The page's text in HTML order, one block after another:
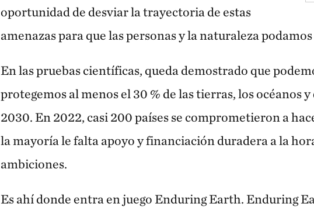
oportunidad de desviar la trayectoria de estas
amenazas para que las personas y la naturaleza
En las pruebas científicas, queda demostrado que
protegemos al menos el 30 % de las tierras, los océanos
2030. En 2022, casi 200 países se comprometieron a
la mayoría le falta apoyo y financiación duradera a la
ambiciones.
Es ahí donde entra en juego Enduring Earth. Enduring